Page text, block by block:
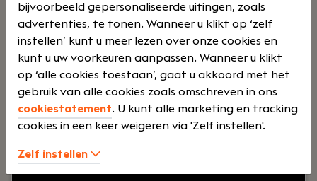
d
5000 -
€
8000
bijvoorbeeld gepersonaliseerde uitingen, zoals
advertenties, te tonen. Wanneer u klikt op ‘zelf
instellen’ kunt u meer lezen over onze cookies en
kunt u uw voorkeuren aanpassen. Wanneer u klikt
op ‘alle cookies toestaan’, gaat u akkoord met het
gebruik van alle cookies zoals omschreven in ons
cookiestatement. U kunt alle marketing en tracking
cookies in een keer weigeren via 'Zelf instellen'.
Zelf instellen